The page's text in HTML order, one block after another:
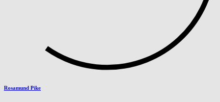
Rosamund Pike